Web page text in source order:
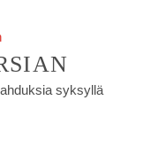
syksyllä